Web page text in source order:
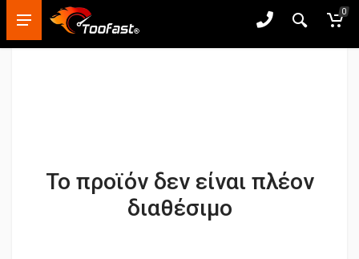
0
Το προϊόν δεν είναι πλέον
διαθέσιμο